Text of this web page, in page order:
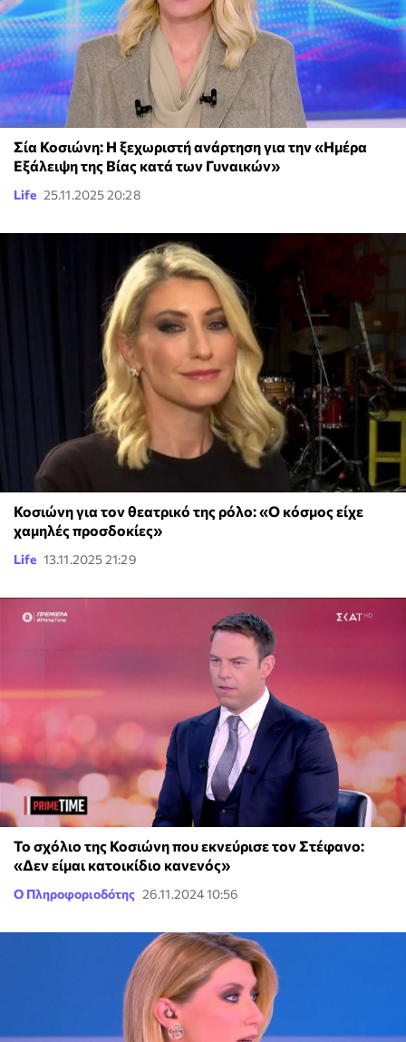
Σία Κοσιώνη: Η ξεχωριστή ανάρτηση για την «Ημέρα
Εξάλειψη της Βίας κατά των Γυναικών»
Life 25.11.2025 20:28
Κοσιώνη για τον θεατρικό της ρόλο: «Ο κόσμος είχε
χαμηλές προσδοκίες»
Life 13.11.2025 21:29
Το σχόλιο της Κοσιώνη που εκνεύρισε τον Στέφανο:
«Δεν είμαι κατοικίδιο κανενός»
Ο Πληροφοριοδότης 26.11.2024 10:56